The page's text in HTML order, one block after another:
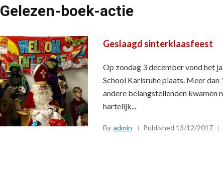
Gelezen-boek-actie
Geslaagd sinterklaasfeest
Op zondag 3 december vond het
School Karlsruhe plaats. Meer
andere belangstellenden kwamen
hartelijk...
By admin Published 13/12/2017